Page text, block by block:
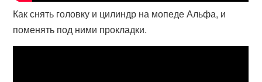
Как снять головку и цилиндр на мопеде Альфа, и
поменять под ними прокладки.